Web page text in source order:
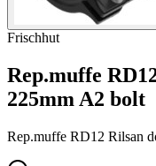
Frischhut
Rep.muffe
225mm A2 bolt
Rep.muffe RD12 Rilsan